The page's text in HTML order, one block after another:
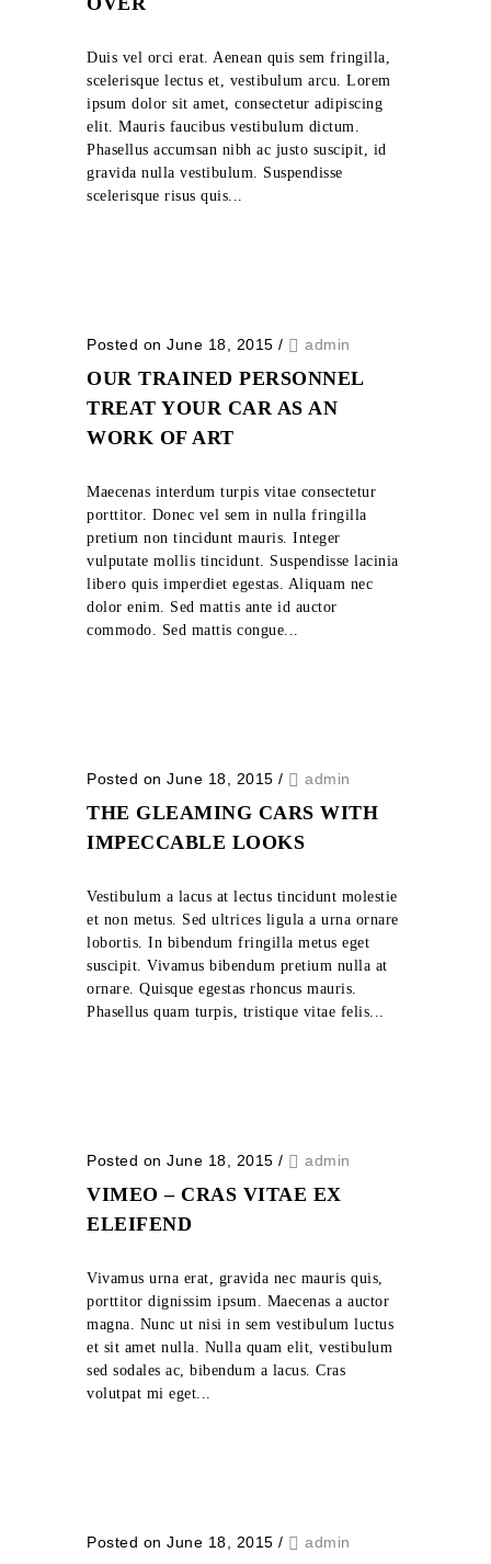
Duis vel orci erat. Aenean quis sem fringilla,
scelerisque lectus et, vestibulum arcu. Lorem
ipsum dolor sit amet, consectetur adipiscing
elit. Mauris faucibus vestibulum dictum.
Phasellus accumsan nibh ac justo suscipit, id
gravida nulla vestibulum. Suspendisse
scelerisque risus quis...
Posted on June 18, 2015 / admin
OUR TRAINED PERSONNEL
TREAT YOUR CAR AS AN
WORK OF ART
Maecenas interdum turpis vitae consectetur
porttitor. Donec vel sem in nulla fringilla
pretium non tincidunt mauris. Integer
vulputate mollis tincidunt. Suspendisse lacinia
libero quis imperdiet egestas. Aliquam nec
dolor enim. Sed mattis ante id auctor
commodo. Sed mattis congue...
Posted on June 18, 2015 / admin
THE GLEAMING CARS WITH
IMPECCABLE LOOKS
Vestibulum a lacus at lectus tincidunt molestie
et non metus. Sed ultrices ligula a urna ornare
lobortis. In bibendum fringilla metus eget
suscipit. Vivamus bibendum pretium nulla at
ornare. Quisque egestas rhoncus mauris.
Phasellus quam turpis, tristique vitae felis...
Posted on June 18, 2015 / admin
VIMEO – CRAS VITAE EX
ELEIFEND
Vivamus urna erat, gravida nec mauris quis,
porttitor dignissim ipsum. Maecenas a auctor
magna. Nunc ut nisi in sem vestibulum luctus
et sit amet nulla. Nulla quam elit, vestibulum
sed sodales ac, bibendum a lacus. Cras
volutpat mi eget...
Posted on June 18, 2015 / admin